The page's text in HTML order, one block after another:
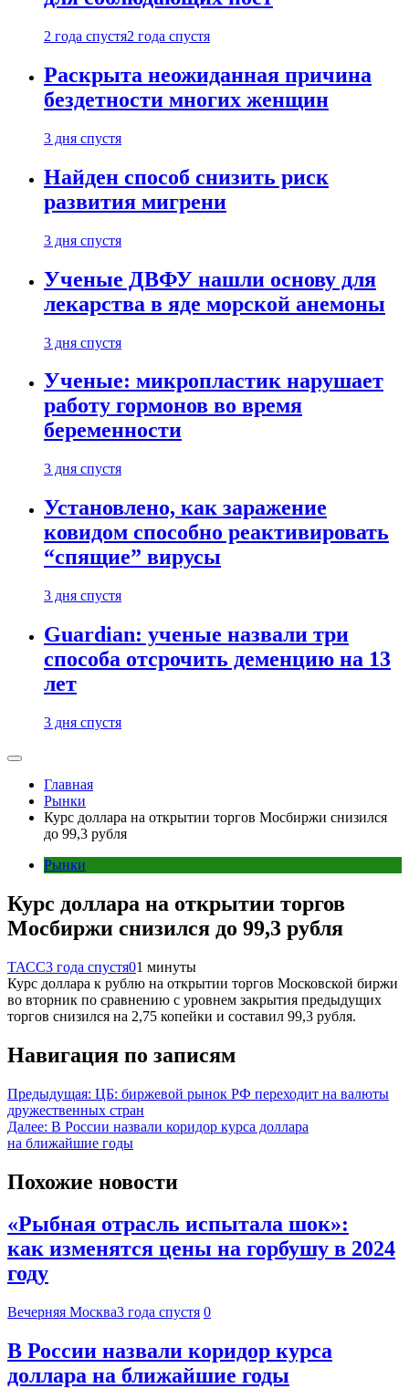
2 года спустя2 года спустя
Раскрыта неожиданная причина
бездетности многих женщин
3 дня спустя
Найден способ снизить риск
развития мигрени
3 дня спустя
Ученые ДВФУ нашли основу для
лекарства в яде морской анемоны
3 дня спустя
Ученые: микропластик нарушает
работу гормонов во время
беременности
3 дня спустя
Установлено, как заражение
ковидом способно реактивировать
“спящие” вирусы
3 дня спустя
Guardian: ученые назвали три
способа отсрочить деменцию на 13
лет
3 дня спустя
Главная
Рынки
Курс доллара на открытии торгов Мосбиржи снизился
до 99,3 рубля
Рынки
Курс доллара на открытии торгов
Мосбиржи снизился до 99,3 рубля
ТАСС3 года спустя01 минуты
Курс доллара к рублю на открытии торгов Московской биржи
во вторник по сравнению с уровнем закрытия предыдущих
торгов снизился на 2,75 копейки и составил 99,3 рубля.
Навигация по записям
Предыдущая: ЦБ: биржевой рынок РФ переходит на валюты
дружественных стран
Далее: В России назвали коридор курса доллара
на ближайшие годы
Похожие новости
«Рыбная отрасль испытала шок»:
как изменятся цены на горбушу в 2024
году
Вечерняя Москва3 года спустя 0
В России назвали коридор курса
доллара на ближайшие годы